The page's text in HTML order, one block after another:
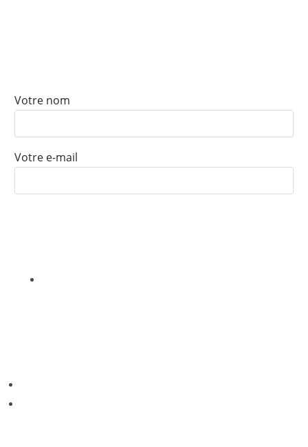
Votre nom
Votre e-mail